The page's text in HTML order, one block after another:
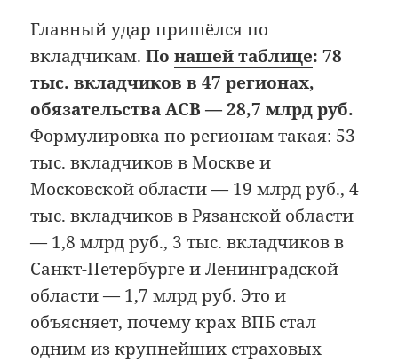
Главный удар пришёлся по
вкладчикам.Понашей таблице: 78
тыс. вкладчиков в 47 регионах,
обязательства АСВ — 28,7 млрд руб.
Формулировка по регионам такая: 53
тыс. вкладчиков в Москве и
Московской области — 19 млрд руб., 4
тыс. вкладчиков в Рязанской области
— 1,8 млрд руб., 3 тыс. вкладчиков в
Санкт-Петербурге и Ленинградской
области — 1,7 млрд руб. Это и
объясняет, почему крах ВПБ стал
одним из крупнейших страховых